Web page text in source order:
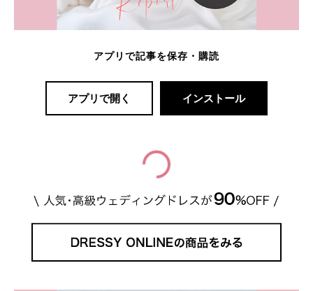
アプリで記事を保存・購読
アプリで開く インストール